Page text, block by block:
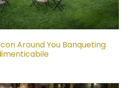
Around You Banqueting